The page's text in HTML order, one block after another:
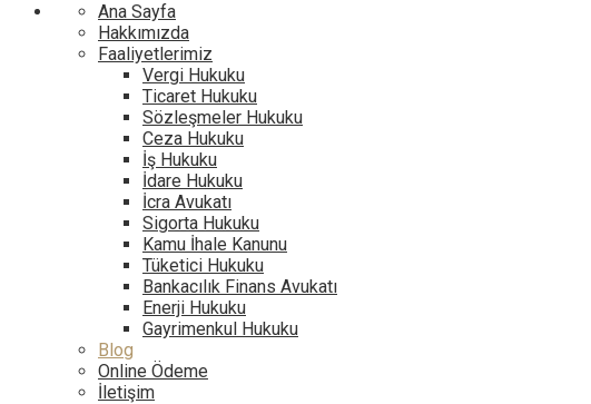
Ana Sayfa
Hakkımızda
Faaliyetlerimiz
Vergi Hukuku
Ticaret Hukuku
Sözleşmeler Hukuku
Ceza Hukuku
İş Hukuku
İdare Hukuku
İcra Avukatı
Sigorta Hukuku
Kamu İhale Kanunu
Tüketici Hukuku
Bankacılık Finans Avukatı
Enerji Hukuku
Gayrimenkul Hukuku
Blog
Online Ödeme
İletişim